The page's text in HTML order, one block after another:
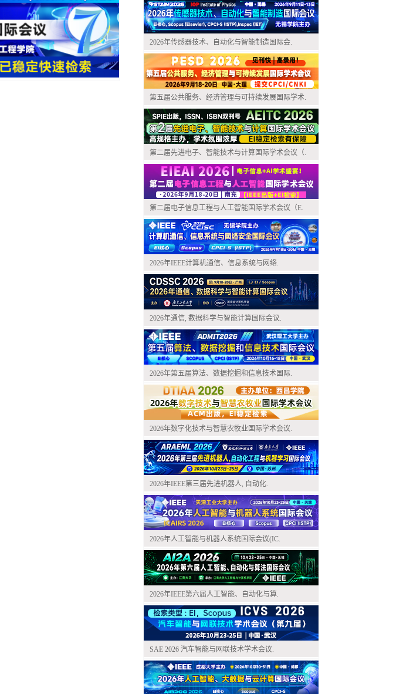
2026年传感器技术、自动化与智能制造国际会.
第五届公共服务、经济管理与可持续发展国际学术.
第二届先进电子、智能技术与计算国际学术会议（.
第二届电子信息工程与人工智能国际学术会议（E.
2026年IEEE计算机通信、信息系统与网络.
2026年通信, 数据科学与智能计算国际会议.
2026年第五届算法、数据挖掘和信息技术国际.
2026年数字化技术与智慧农牧业国际学术会议.
2026年IEEE第三届先进机器人, 自动化.
2026年人工智能与机器人系统国际会议(IC.
2026年IEEE第六届人工智能、自动化与算.
SAE 2026 汽车智能与网联技术学术会议.